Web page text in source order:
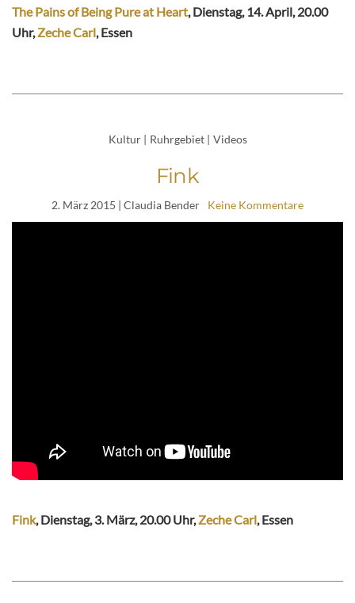
The Pains of Being Pure at Heart, Dienstag, 14. April, 20.00
Uhr,Zeche Carl, Essen
Kultur | Ruhrgebiet | Videos
Fink
2. März 2015 | Claudia Bender Keine Kommentare
Fink, Dienstag, 3. März, 20.00 Uhr,Zeche Carl, Essen